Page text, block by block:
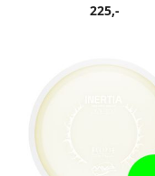
225,-